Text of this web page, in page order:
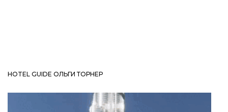
HOTEL GUIDE ОЛЬГИ ТОРНЕР